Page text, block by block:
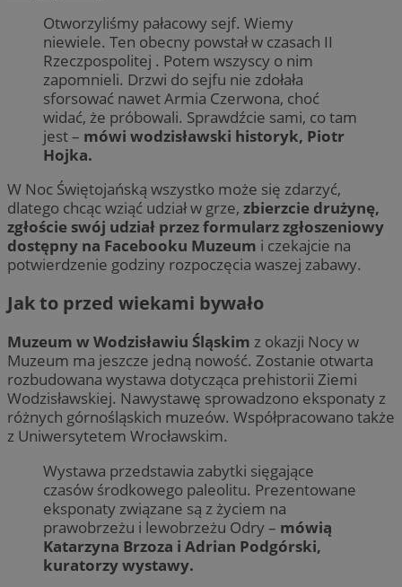
Otworzyliśmy pałacowy sejf. Wiemy
niewiele. Ten obecny powstał w czasach II
Rzeczpospolitej . Potem wszyscy o nim
zapomnieli. Drzwi do sejfu nie zdołała
sforsować nawet Armia Czerwona, choć
widać, że próbowali. Sprawdźcie sami, co tam
jest – mówi wodzisławski historyk, Piotr
Hojka.
W Noc Świętojańską wszystko może się zdarzyć,
dlatego chcąc wziąć udział w grze, zbierzcie drużynę,
zgłoście swój udział przez formularz zgłoszeniowy
dostępny na Facebooku Muzeum i czekajcie na
potwierdzenie godziny rozpoczęcia waszej zabawy.
Jak to przed wiekami bywało
Muzeum w Wodzisławiu Śląskim z okazji Nocy w
Muzeum ma jeszcze jedną nowość. Zostanie otwarta
rozbudowana wystawa dotycząca prehistorii Ziemi
Wodzisławskiej. Nawystawę sprowadzono eksponaty z
różnych górnośląskich muzeów. Współpracowano także
z Uniwersytetem Wrocławskim.
Wystawa przedstawia zabytki sięgające
czasów środkowego paleolitu. Prezentowane
eksponaty związane są z życiem na
prawobrzeżu i lewobrzeżu Odry – mówią
Katarzyna Brzoza i Adrian Podgórski,
kuratorzy wystawy.